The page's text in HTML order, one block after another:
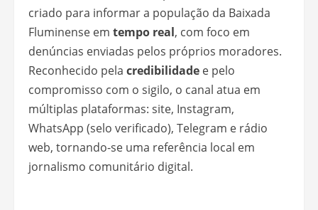
criado para informar a população da Baixada
Fluminense em tempo real, com foco em
denúncias enviadas pelos próprios moradores.
Reconhecido pela credibilidade e pelo
compromisso com o sigilo, o canal atua em
múltiplas plataformas: site, Instagram,
WhatsApp (selo verificado), Telegram e rádio
web, tornando-se uma referência local em
jornalismo comunitário digital.